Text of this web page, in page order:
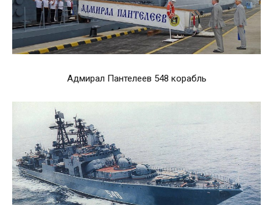
Адмирал Пантелеев 548 корабль